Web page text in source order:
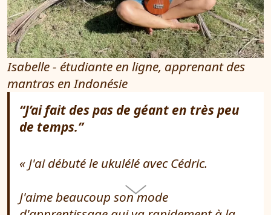
Isabelle - étudiante en ligne, apprenant des
mantras en Indonésie
“J’ai fait des pas de géant en très peu
de temps.”
J'ai débuté le ukulélé avec Cédric.
J'aime beaucoup son mode